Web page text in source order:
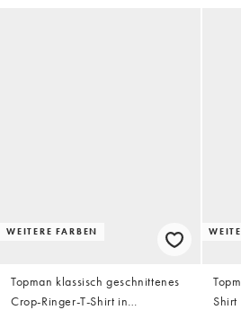
WEITERE FARBEN
Topman klassisch geschnittenes
Crop-Ringer-T-Shirt in
Shirt